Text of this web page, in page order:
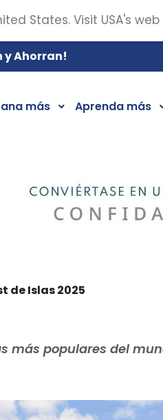
y Ahorran!
más Aprenda más
de Islas 2025
más populares del
States. Visit USA's